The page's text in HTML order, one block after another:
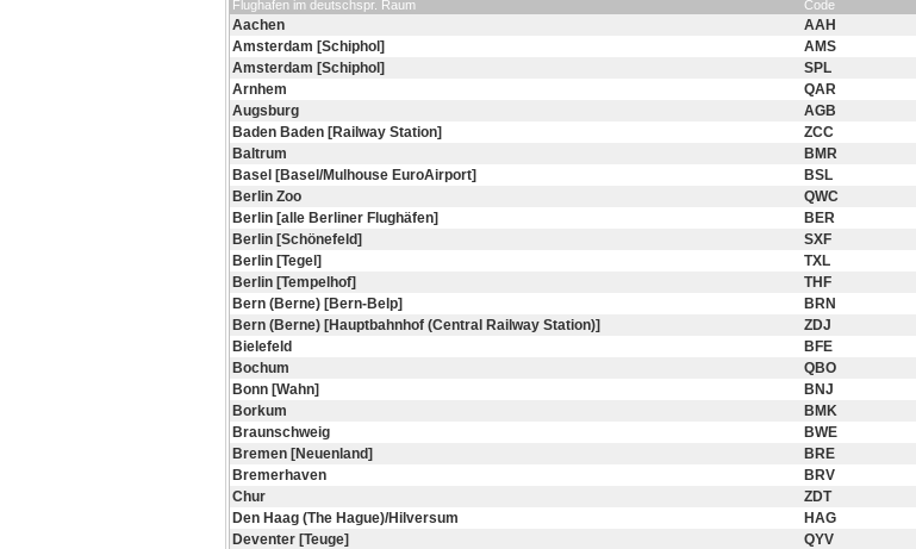
Flughafen im deutschspr. Raum Code
Aachen AAH
Amsterdam [Schiphol]
AMS
Amsterdam [Schiphol]
SPL
Arnhem
QAR
Augsburg
AGB
Baden Baden [Railway Station]
ZCC
Baltrum
BMR
Basel [Basel/Mulhouse EuroAirport]
BSL
Berlin Zoo
QWC
Berlin [alle Berliner Flughäfen]
BER
Berlin [Schönefeld]
SXF
Berlin [Tegel]
TXL
Berlin [Tempelhof]
THF
Bern (Berne) [Bern-Belp]
BRN
Bern (Berne) [Hauptbahnhof (Central Railway Station)]
ZDJ
Bielefeld
BFE
Bochum
QBO
Bonn [Wahn]
BNJ
Borkum
BMK
Braunschweig
BWE
Bremen [Neuenland]
BRE
Bremerhaven
BRV
Chur
ZDT
Den Haag (The Hague)/Hilversum
HAG
Deventer [Teuge]
QYV